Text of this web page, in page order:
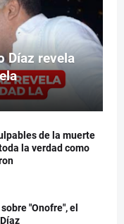
Díaz revela
de la muerte
la verdad como
"Onofre", el